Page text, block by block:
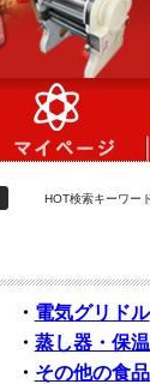
HOT検索キーワー
・ 電気グリドル
・ 蒸し器・保
・ その他の食